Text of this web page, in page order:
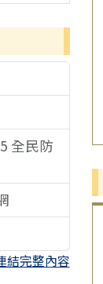
全民防
結完整內容